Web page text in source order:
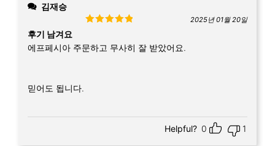
김재승
2025년 01월 20일
후기 남겨요
에프페시아 주문하고 무사히 잘 받았어요.
믿어도 됩니다.
Helpful? 0 1